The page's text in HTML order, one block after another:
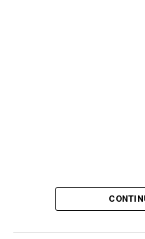
por la senda ganadora.